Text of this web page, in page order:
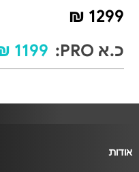
1299 ₪
כ.א PRO:
1199 ₪
אודות